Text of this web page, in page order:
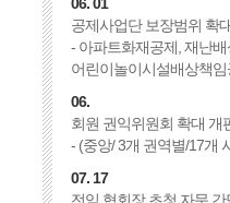
공제사업단 보장범위 확
- 아파트화재공제, 재난배
어린이놀이시설배상책임
06.
회원 권익위원회 확대 개
- (중앙/ 3개 권역별/17개
07. 17